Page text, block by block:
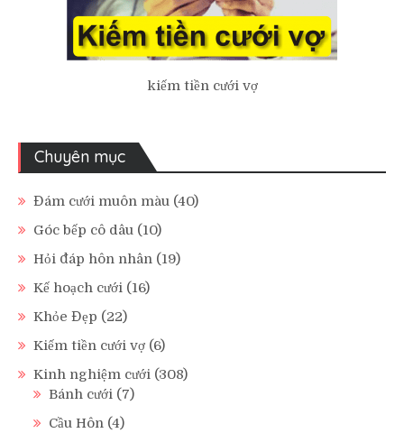
kiếm tiền cưới vợ
Chuyên mục
Đám cưới muôn màu (40)
Góc bếp cô dâu (10)
Hỏi đáp hôn nhân (19)
Kế hoạch cưới (16)
Khỏe Đẹp (22)
Kiếm tiền cưới vợ (6)
Kinh nghiệm cưới (308)
Bánh cưới (7)
Cầu Hôn (4)